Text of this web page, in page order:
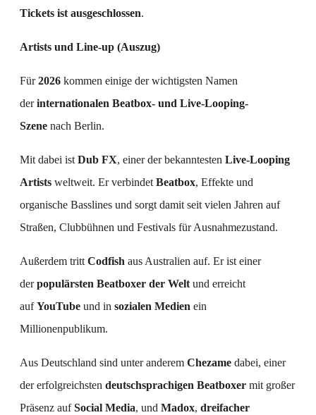
Tickets ist ausgeschlossen.
Artists und Line-up (Auszug)
Für2026 kommen einige der wichtigsten Namen
derinternationalen Beatbox- und Live-Looping-
Szene nach Berlin.
Mit dabei ist Dub FX, einer der bekanntesten Live-Looping
Artists weltweit. Er verbindet Beatbox, Effekte und
organische Basslines und sorgt damit seit vielen Jahren auf
Straßen, Clubbühnen und Festivals für Ausnahmezustand.
Außerdem tritt Codfish aus Australien auf. Er ist einer
derpopulärsten Beatboxer der Welt und erreicht
aufYouTube und in sozialen Medien ein
Millionenpublikum.
Aus Deutschland sind unter anderem Chezame dabei, einer
der erfolgreichsten deutschsprachigen Beatboxer mit großer
Präsenz aufSocial Media, und Madox, dreifacher